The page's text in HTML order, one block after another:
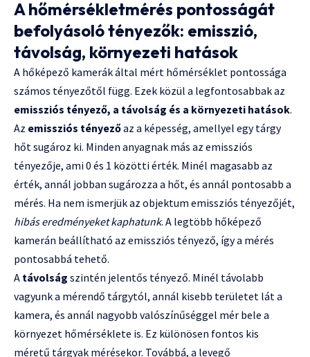
A hőmérsékletmérés pontosságát
befolyásoló tényezők: emisszió,
távolság, környezeti hatások
A hőképező kamerák által mért hőmérséklet pontossága
számos tényezőtől függ. Ezek közül a legfontosabbak az
emissziós tényező, a távolság és a környezeti hatások.
Az emissziós tényezőaz a képesség, amellyel egy tárgy
hőt sugároz ki. Minden anyagnak más az emissziós
tényezője, ami 0 és 1 közötti érték. Minél magasabb az
érték, annál jobban sugározza a hőt, és annál pontosabb a
mérés. Ha nem ismerjük az objektum emissziós tényezőjét,
hibás eredményeket kaphatunk. A legtöbb hőképező
kamerán beállítható az emissziós tényező, így a mérés
pontosabbá tehető.
A távolság szintén jelentős tényező. Minél távolabb
vagyunk a mérendő tárgytól, annál kisebb területet lát a
kamera, és annál nagyobb valószínűséggel mér bele a
környezet hőmérséklete is. Ez különösen fontos kis
méretű tárgyak mérésekor. Továbbá, a levegő